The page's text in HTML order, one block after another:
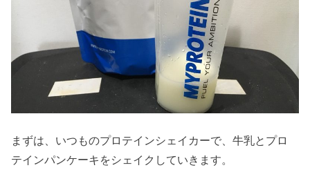
まずは、いつものプロテインシェイカーで、牛乳とプロ
テインパンケーキをシェイクしていきます。